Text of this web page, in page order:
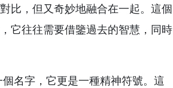
比，但又奇妙地融合在一起。這個
它往往需要借鑒過去的智慧，同時
名字，它更是一種精神符號。這